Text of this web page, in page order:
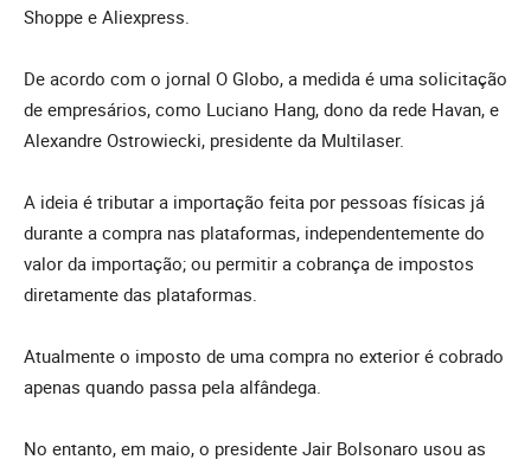
Shoppe e Aliexpress.
De acordo com o jornal O Globo, a medida é uma solicitação
de empresários, como Luciano Hang, dono da rede Havan, e
Alexandre Ostrowiecki, presidente da Multilaser.
A ideia é tributar a importação feita por pessoas físicas já
durante a compra nas plataformas, independentemente do
valor da importação; ou permitir a cobrança de impostos
diretamente das plataformas.
Atualmente o imposto de uma compra no exterior é cobrado
apenas quando passa pela alfândega.
No entanto, em maio, o presidente Jair Bolsonaro usou as